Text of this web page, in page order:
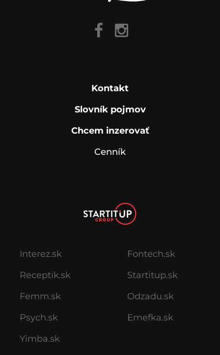
Kontakt
Slovník pojmov
Chcem inzerovať
Cenník
Interez.sk
Receptik.sk
Femm.sk
Psych.sk
Yimba.sk
Fontech.sk
Startitup.sk
Odzadu.sk
Emefka.sk